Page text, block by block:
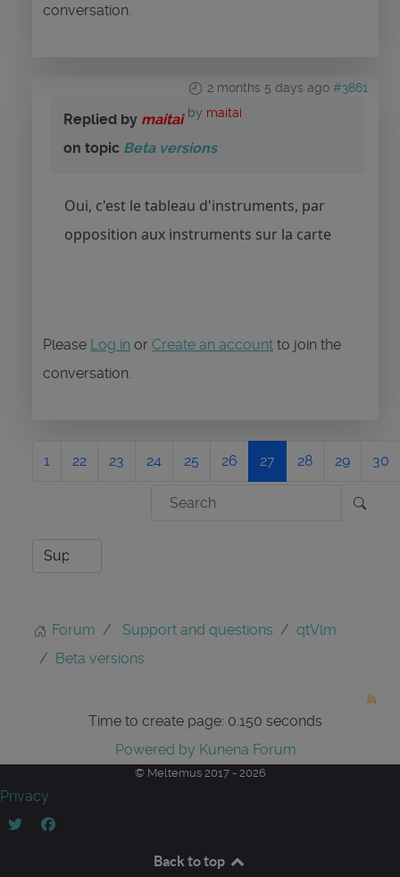
conversation.
2 months 5 days ago #3861
by maitai
Replied by maitai
on topic Beta versions
Oui, c'est le tableau d'instruments, par
opposition aux instruments sur la carte
Please Log in or Create an account to join the
conversation.
1 22 23 24 25 26 27 28 29 30
Forum Support and questions
qtVlm
Beta versions
Time to create page: 0.150 seconds
Powered by Kunena Forum
© Meltemus 2017 - 2026
Privacy
Back to top